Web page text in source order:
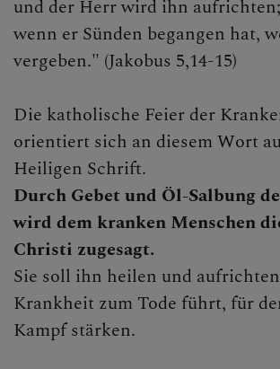
Wiederaufnahme
AKTUELLES,
INFOS,
und der Herr wird ihn aufrichten;
wenn er Sünden begangen hat,
vergeben." (Jakobus 5,14-15)
Die katholische Feier der
orientiert sich an diesem Wort
Heiligen Schrift.
Durch Gebet und Öl-Salbung
wird dem kranken Menschen
Christi zugesagt.
Sie soll ihn heilen und
Krankheit zum Tode führt, für
Kampf stärken.